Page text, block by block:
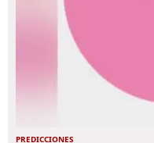
PREDICCIONES